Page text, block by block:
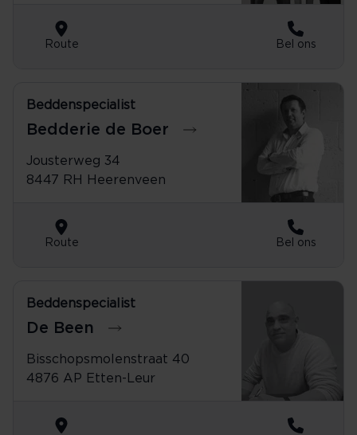
Route Bel ons
Beddenspecialist
Bedderie de Boer
Jousterweg 34
8447 RH Heerenveen
0513-627419
Route Bel ons
Beddenspecialist
De Been
Bisschopsmolenstraat 40
4876 AP Etten-Leur
076-5034150